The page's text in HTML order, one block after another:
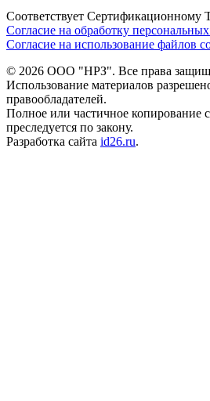
Соответствует Сертификационному
Согласие на обработку
Согласие на использование файлов
© 2026 ООО "НРЗ". Все права
Использование материалов
правообладателей.
Полное или частичное копирование
преследуется по закону.
Разработка сайта id26.ru.